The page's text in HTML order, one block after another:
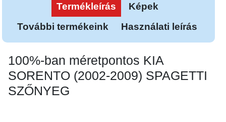
Termékleírás
Képek
További termékeink
Használati leírás
100%-ban méretpontos KIA
SORENTO (2002-2009) SPAGETTI
SZŐNYEG